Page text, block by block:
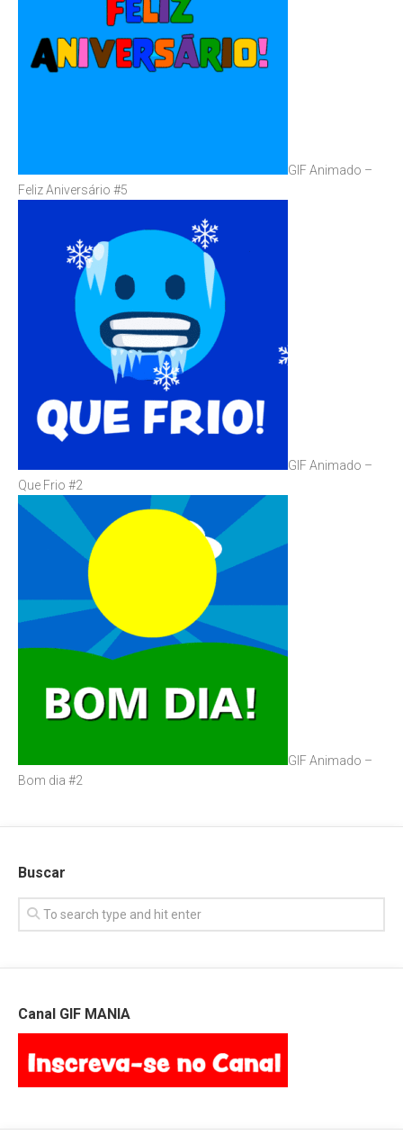
GIF Animado –
Feliz Aniversário #5
GIF Animado –
Que Frio #2
GIF Animado –
Bom dia #2
Buscar
Canal GIF MANIA